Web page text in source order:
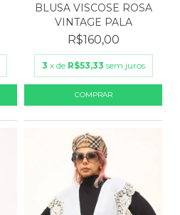
BLUSA VISCOSE ROSA
VINTAGE PALA
R$160,00
3 x de R$53,33 sem juros